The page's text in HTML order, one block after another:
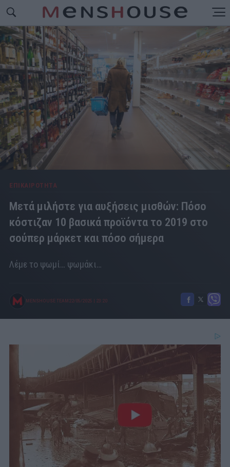
ΕΠΙΚΑΙΡΟΤΗΤΑ
Μετά μιλήστε για αυξήσεις μισθών: Πόσο
κόστιζαν 10 βασικά προϊόντα το 2019 στο
σούπερ μάρκετ και πόσο σήμερα
Λέμε το ψωμί… ψωμάκι…
MENSHOUSE TEAM 22/05/2025 23:20